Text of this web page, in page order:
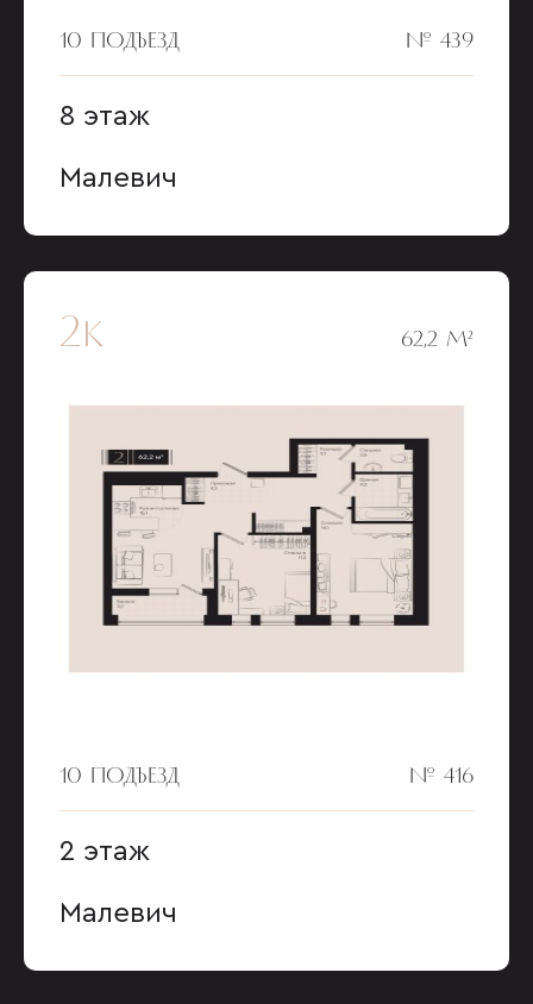
10 ПОДЪЕЗД № 439
8 этаж
Малевич
2к 62,2 М²
10 ПОДЪЕЗД № 416
2 этаж
Малевич